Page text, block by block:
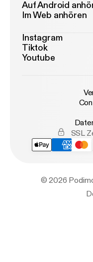
Auf Android
Im Web anhören
Instagram
Tiktok
Youtube
SSL
© 2026